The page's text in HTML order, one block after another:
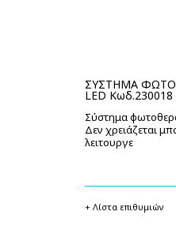
ΣΥΣΤΗΜΑ
LED Κωδ.230018
Σύστημα
Δεν χρειάζεται
λειτουργε
+ Λίστα επιθυμιών